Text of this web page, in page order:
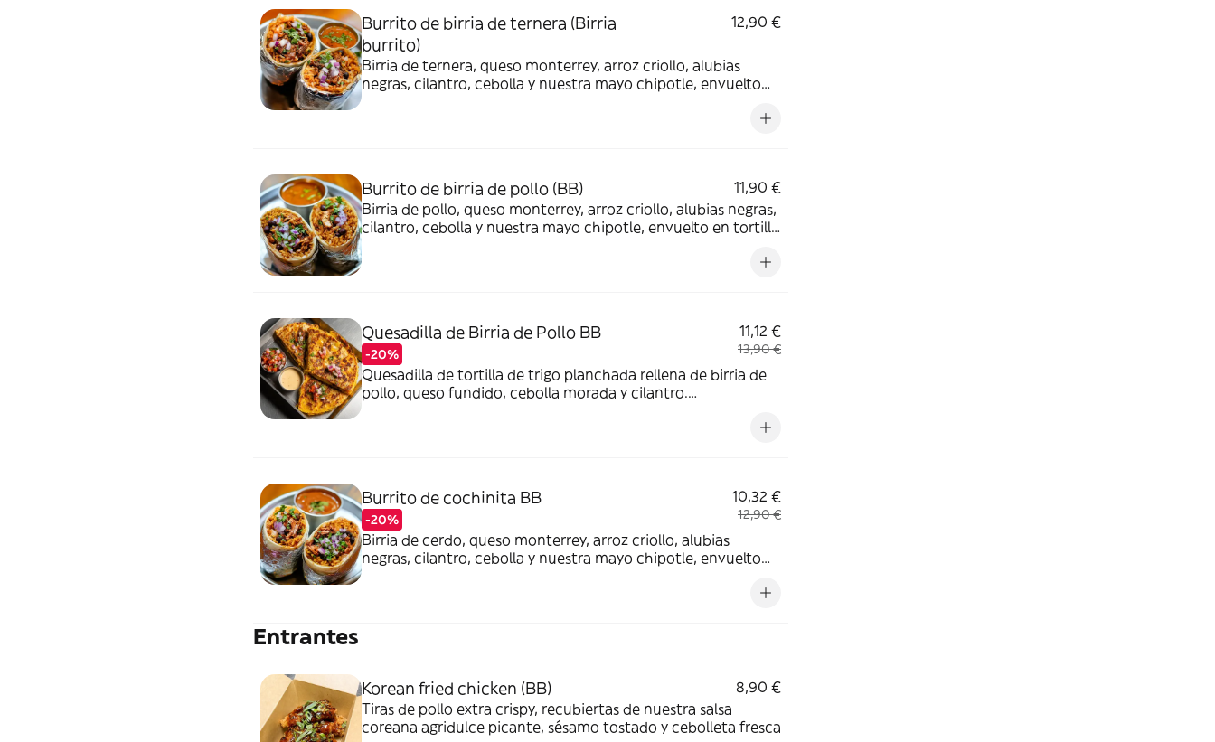
Burrito de birria de ternera (Birria
burrito)
12,90 €
Birria de ternera, queso monterrey, arroz criollo, alubias
negras, cilantro, cebolla y nuestra mayo chipotle, envuelto
Burrito de birria de pollo (BB)
11,90 €
Birria de pollo, queso monterrey, arroz criollo, alubias negras,
cilantro, cebolla y nuestra mayo chipotle, envuelto en tortilla
Quesadilla de Birria de Pollo BB
-20%
11,12 €
13,90 €
Quesadilla de tortilla de trigo planchada rellena de birria de
pollo, queso fundido, cebolla morada y cilantro.
Burrito de cochinita BB
-20%
10,32 €
12,90 €
Birria de cerdo, queso monterrey, arroz criollo, alubias
negras, cilantro, cebolla y nuestra mayo chipotle, envuelto
Entrantes
Korean fried chicken (BB)
8,90 €
Tiras de pollo extra crispy, recubiertas de nuestra salsa
coreana agridulce picante, sésamo tostado y cebolleta fresca